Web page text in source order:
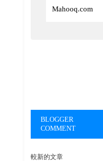
Mahooq.com
BLOGGER
COMMENT
較新的文章